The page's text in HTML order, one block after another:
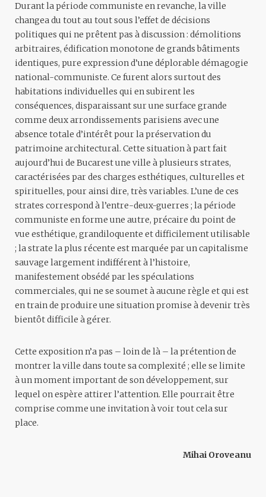
Durant la période communiste en revanche, la ville
changea du tout au tout sous l’effet de décisions
politiques qui ne prêtent pas à discussion : démolitions
arbitraires, édification monotone de grands bâtiments
identiques, pure expression d’une déplorable démagogie
national-communiste. Ce furent alors surtout des
habitations individuelles qui en subirent les
conséquences, disparaissant sur une surface grande
comme deux arrondissements parisiens avec une
absence totale d’intérêt pour la préservation du
patrimoine architectural. Cette situation à part fait
aujourd’hui de Bucarest une ville à plusieurs strates,
caractérisées par des charges esthétiques, culturelles et
spirituelles, pour ainsi dire, très variables. L’une de ces
strates correspond à l’entre-deux-guerres ; la période
communiste en forme une autre, précaire du point de
vue esthétique, grandiloquente et difficilement utilisable
; la strate la plus récente est marquée par un capitalisme
sauvage largement indifférent à l’histoire,
manifestement obsédé par les spéculations
commerciales, qui ne se soumet à aucune règle et qui est
en train de produire une situation promise à devenir très
bientôt difficile à gérer.
Cette exposition n’a pas – loin de là – la prétention de
montrer la ville dans toute sa complexité ; elle se limite
à un moment important de son développement, sur
lequel on espère attirer l’attention. Elle pourrait être
comprise comme une invitation à voir tout cela sur
place.
Mihai Oroveanu